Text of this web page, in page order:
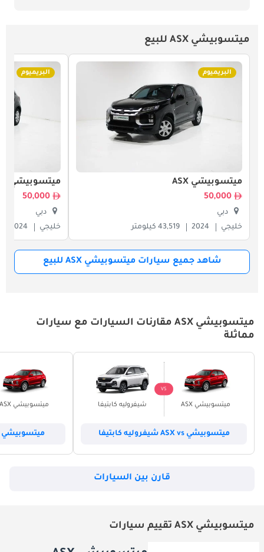
ميتسوبيشي ASX للبيع
البريميوم
ميتسوبيشي ASX
50,000
دبي
خليجي
2024 43,519 كيلومتر
البريميوم
ميتسوبيشي ASX
50,000
دبي
خليجي
2024
شاهد جميع سيارات ميتسوبيشي ASX للبيع
ميتسوبيشي ASX مقارنات السيارات مع سيارات
مماثلة
ميتسوبيشي ASX
VS
شيفروليه كابتيفا
ميتسوبيشي ASX vs شيفروليه كابتيفا
ميتسوبيشي ASX
ميتسوبيشي ASX vs هوندا سي آر في
قارن بين السيارات
ميتسوبيشي ASX تقييم سيارات